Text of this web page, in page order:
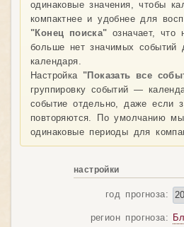
одинаковые значения, чтобы
компактнее и удобнее для
"Конец поиска" означает, что
больше нет значимых событий
календаря.
Настройка "Показать все
группировку событий —
событие отдельно, даже если
повторяются. По умолчанию мы
одинаковые периоды для
настройки
год прогноза:
регион прогноза: